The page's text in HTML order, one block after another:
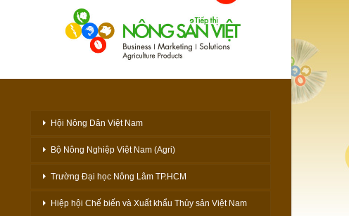
Hội Nông Dân Việt Nam
Bộ Nông Nghiệp Việt Nam (Agri)
Trường Đại học Nông Lâm TP.HCM
Hiệp hội Chế biến và Xuất khẩu Thủy sản Việt Nam